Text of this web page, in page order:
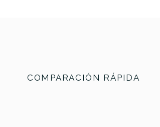
COMPARACIÓN RÁPIDA